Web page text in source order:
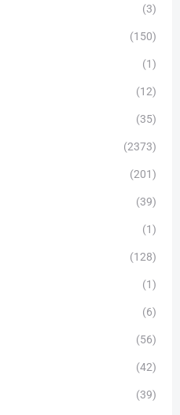
(3)
(150)
(1)
(12)
(35)
(2373)
(201)
(39)
(1)
(128)
(1)
(6)
(56)
(42)
(39)